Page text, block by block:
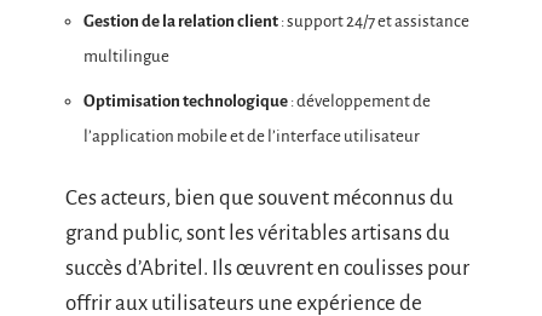
Gestion de la relation client : support 24/7 et assistance
multilingue
Optimisation technologique : développement de
l’application mobile et de l’interface utilisateur
Ces acteurs, bien que souvent méconnus du
grand public, sont les véritables artisans du
succès d’Abritel. Ils œuvrent en coulisses pour
offrir aux utilisateurs une expérience de